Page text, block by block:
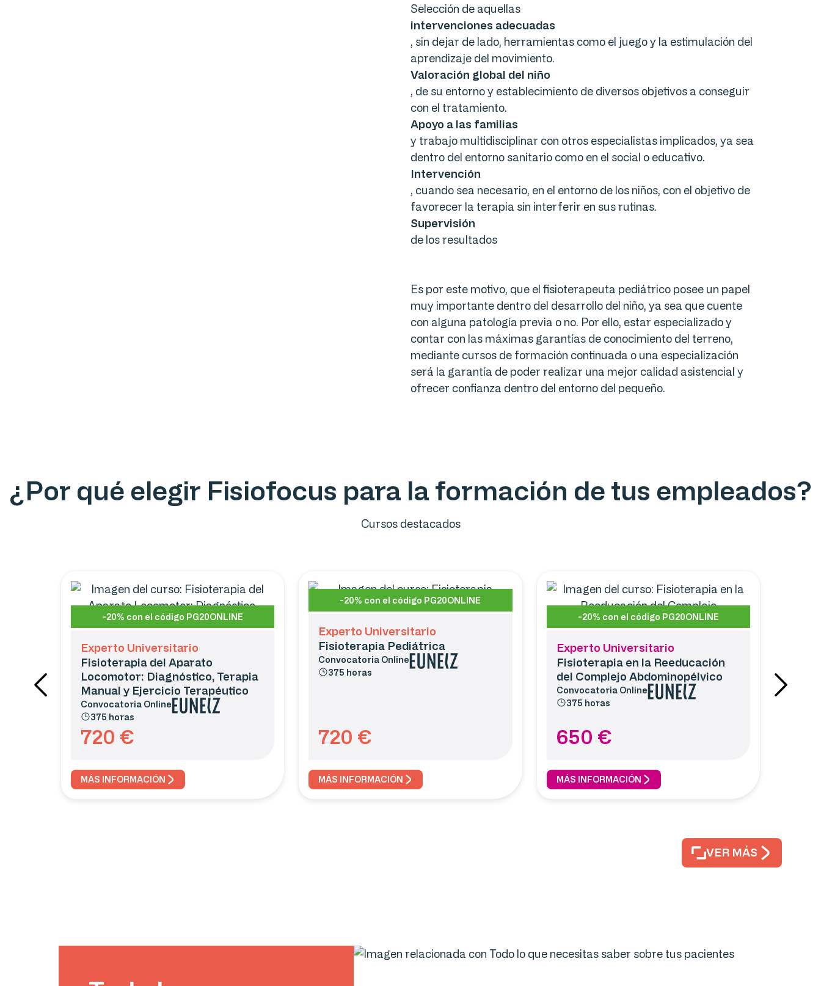
Selección de aquellas
intervenciones adecuadas
, sin dejar de lado, herramientas como el juego y la estimulación del
aprendizaje del movimiento.
Valoración global del niño
, de su entorno y establecimiento de diversos objetivos a conseguir
con el tratamiento.
Apoyo a las familias
y trabajo multidisciplinar con otros especialistas implicados, ya sea
dentro del entorno sanitario como en el social o educativo.
Intervención
, cuando sea necesario, en el entorno de los niños, con el objetivo de
favorecer la terapia sin interferir en sus rutinas.
Supervisión
de los resultados
Es por este motivo, que el fisioterapeuta pediátrico posee un papel
muy importante dentro del desarrollo del niño, ya sea que cuente
con alguna patología previa o no. Por ello, estar especializado y
contar con las máximas garantías de conocimiento del terreno,
mediante cursos de formación continuada o una especialización
será la garantía de poder realizar una mejor calidad asistencial y
ofrecer confianza dentro del entorno del pequeño.
¿Por qué elegir Fisiofocus para la formación de tus empleados?
Cursos destacados
-20% con el código PG20ONLINE
Experto Universitario
Fisioterapia del Aparato
Locomotor: Diagnóstico, Terapia
Manual y Ejercicio Terapéutico
Convocatoria Online
375 horas
720 €
MÁS INFORMACIÓN
-20% con el código PG20ONLINE
Experto Universitario
Fisioterapia Pediátrica
Convocatoria Online
375 horas
720 €
MÁS INFORMACIÓN
-20% con el código PG20ONLINE
Experto Universitario
Fisioterapia en la Reeducación
del Complejo Abdominopélvico
Convocatoria Online
375 horas
650 €
MÁS INFORMACIÓN
VER MÁS